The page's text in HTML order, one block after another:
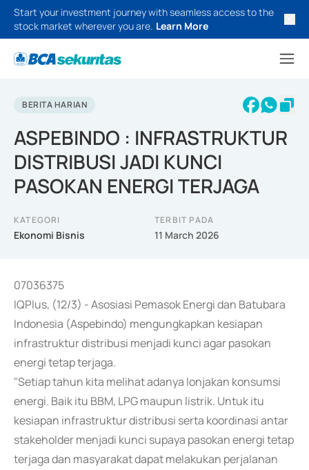
Start your investment journey with seamless access to the
stock market wherever you are. Learn More
BERITA HARIAN
ASPEBINDO : INFRASTRUKTUR
DISTRIBUSI JADI KUNCI
PASOKAN ENERGI TERJAGA
KATEGORI
Ekonomi Bisnis
TERBIT PADA
11 March 2026
07036375
IQPlus, (12/3) - Asosiasi Pemasok Energi dan Batubara
Indonesia (Aspebindo) mengungkapkan kesiapan
infrastruktur distribusi menjadi kunci agar pasokan
energi tetap terjaga.
"Setiap tahun kita melihat adanya lonjakan konsumsi
energi. Baik itu BBM, LPG maupun listrik. Untuk itu
kesiapan infrastruktur distribusi serta koordinasi antar
stakeholder menjadi kunci supaya pasokan energi tetap
terjaga dan masyarakat dapat melakukan perjalanan